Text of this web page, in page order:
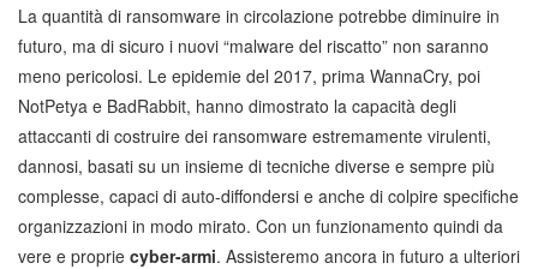
La quantità di ransomware in circolazione potrebbe diminuire in
futuro, ma di sicuro i nuovi “malware del riscatto” non saranno
meno pericolosi. Le epidemie del 2017, prima WannaCry, poi
NotPetya e BadRabbit, hanno dimostrato la capacità degli
attaccanti di costruire dei ransomware estremamente virulenti,
dannosi, basati su un insieme di tecniche diverse e sempre più
complesse, capaci di auto-diffondersi e anche di colpire specifiche
organizzazioni in modo mirato. Con un funzionamento quindi da
vere e proprie cyber-armi. Assisteremo ancora in futuro a ulteriori